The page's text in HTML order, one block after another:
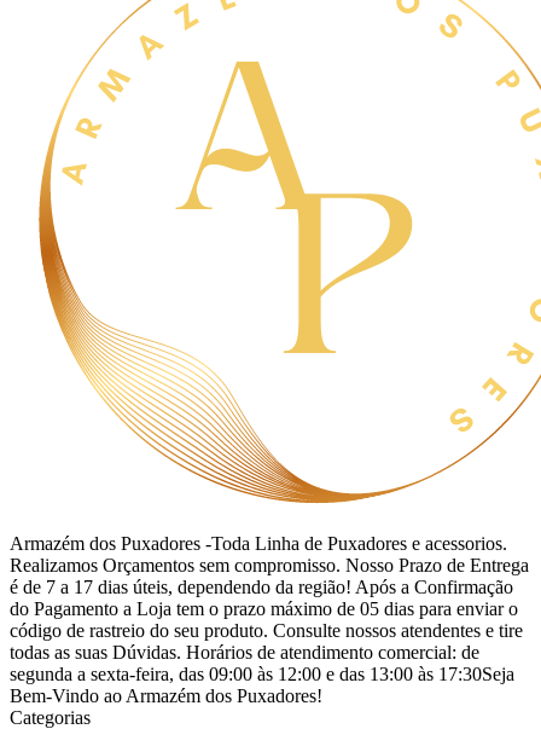
Armazém dos Puxadores -Toda Linha de Puxadores e acessorios.
Realizamos Orçamentos sem compromisso. Nosso Prazo de Entrega
é de 7 a 17 dias úteis, dependendo da região! Após a Confirmação
do Pagamento a Loja tem o prazo máximo de 05 dias para enviar o
código de rastreio do seu produto. Consulte nossos atendentes e tire
todas as suas Dúvidas. Horários de atendimento comercial: de
segunda a sexta-feira, das 09:00 às 12:00 e das 13:00 às 17:30Seja
Bem-Vindo ao Armazém dos Puxadores!
Categorias